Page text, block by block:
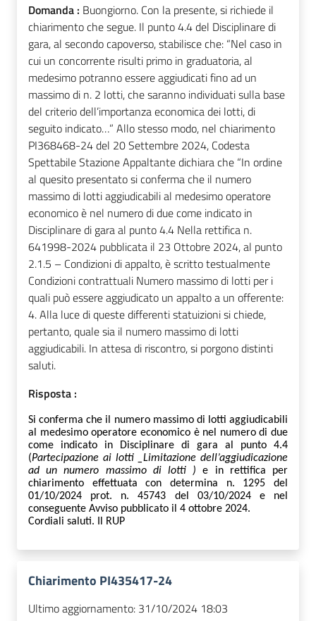
Domanda : Buongiorno. Con la presente, si richiede il
chiarimento che segue. Il punto 4.4 del Disciplinare di
gara, al secondo capoverso, stabilisce che: “Nel caso in
cui un concorrente risulti primo in graduatoria, al
medesimo potranno essere aggiudicati fino ad un
massimo di n. 2 lotti, che saranno individuati sulla base
del criterio dell’importanza economica dei lotti, di
seguito indicato…” Allo stesso modo, nel chiarimento
PI368468-24 del 20 Settembre 2024, Codesta
Spettabile Stazione Appaltante dichiara che “In ordine
al quesito presentato si conferma che il numero
massimo di lotti aggiudicabili al medesimo operatore
economico è nel numero di due come indicato in
Disciplinare di gara al punto 4.4 Nella rettifica n.
641998-2024 pubblicata il 23 Ottobre 2024, al punto
2.1.5 – Condizioni di appalto, è scritto testualmente
Condizioni contrattuali Numero massimo di lotti per i
quali può essere aggiudicato un appalto a un offerente:
4. Alla luce di queste differenti statuizioni si chiede,
pertanto, quale sia il numero massimo di lotti
aggiudicabili. In attesa di riscontro, si porgono distinti
saluti.
Risposta :
Si conferma che il numero massimo di lotti aggiudicabili
al medesimo operatore economico è nel numero di due
come indicato in Disciplinare di gara al punto 4.4
(Partecipazione ai lotti _Limitazione dell’aggiudicazione
ad un numero massimo di lotti )e in rettifica per
chiarimento effettuata con determina n. 1295 del
01/10/2024 prot. n. 45743 del 03/10/2024 e nel
conseguente Avviso pubblicato il 4 ottobre 2024.
Cordiali saluti. Il RUP
Chiarimento PI435417-24
Ultimo aggiornamento: 31/10/2024 18:03